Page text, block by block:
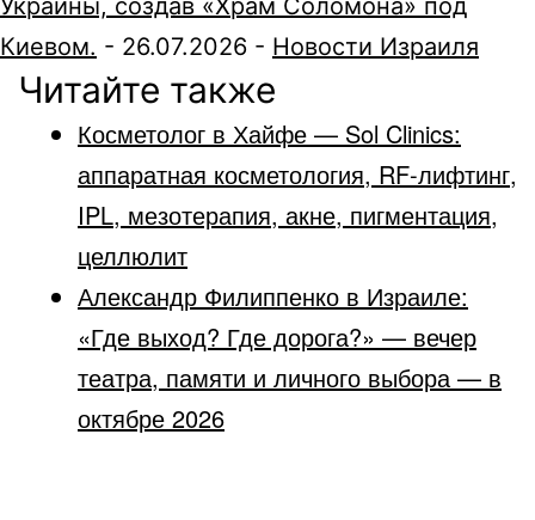
Украины, создав «Храм Соломона» под
Киевом. - 26.07.2026 - Новости Израиля
Читайте также
Косметолог в Хайфе — Sol Clinics:
аппаратная косметология, RF-лифтинг,
IPL, мезотерапия, акне, пигментация,
целлюлит
Александр Филиппенко в Израиле:
«Где выход? Где дорога?» — вечер
театра, памяти и личного выбора — в
октябре 2026